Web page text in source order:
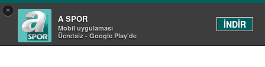
×
A SPOR
Mobil uygulaması
Ücretsiz - Google Play'de
İNDİR